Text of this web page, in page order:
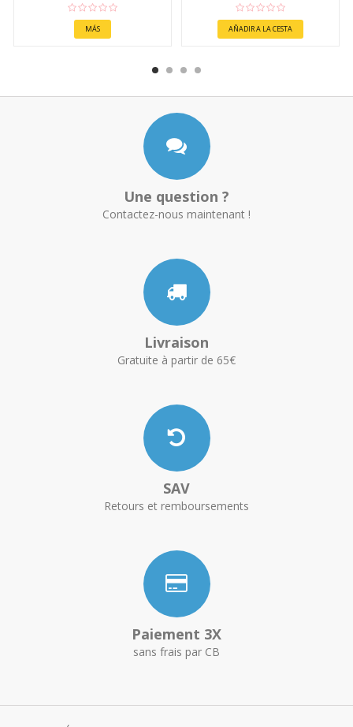
MÁS AÑADIR A LA CESTA
Une question ?
Contactez-nous maintenant !
Livraison
Gratuite à partir de 65€
SAV
Retours et remboursements
Paiement 3X
sans frais par CB